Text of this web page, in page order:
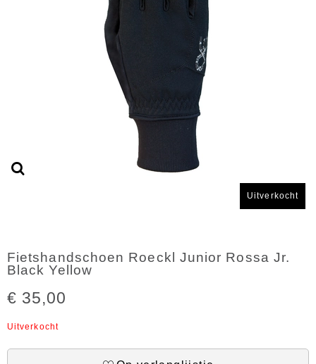
Uitverkocht
Fietshandschoen Roeckl Junior Rossa Jr.
Black Yellow
€ 35,00
Uitverkocht